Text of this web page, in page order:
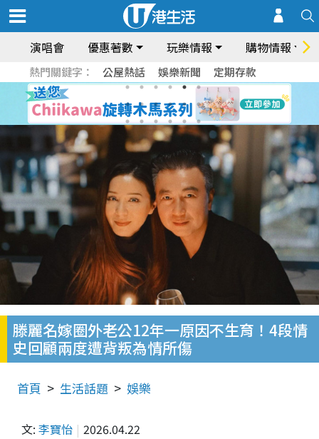
演唱會 優惠著數 玩樂情報 購物情報
熱門關鍵字： 公屋熱話 娛樂新聞 定期存款
滕麗名嫁圈外老公12年一原因不生育！4段情
史回顧兩度遭背叛為情所傷
首頁 生活話題 娛樂
文: 李寶怡 2026.04.22